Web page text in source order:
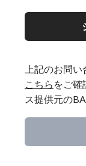
上記のお問
こちら をご確
ス提供元の